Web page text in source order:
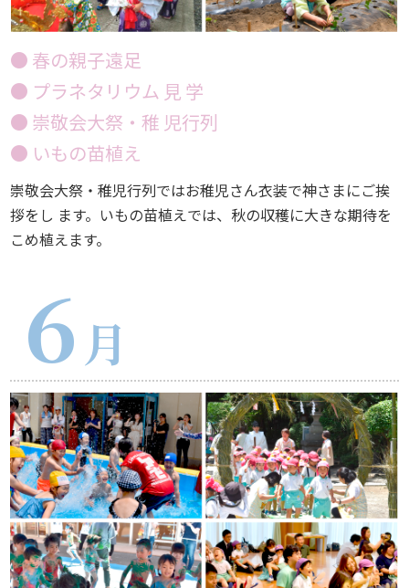
● 春の親子遠足
● プラネタリウム 見 学
● 崇敬会大祭・稚 児行列
● いもの苗植え
崇敬会大祭・稚児行列ではお稚児さん衣装で神さまにご挨
拶をし ます。いもの苗植えでは、秋の収穫に大きな期待を
こめ植えます。
６ 月